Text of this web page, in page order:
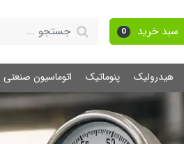
سبد خرید 0
هیدرولیک پنوماتیک اتوماسیون صنعتی